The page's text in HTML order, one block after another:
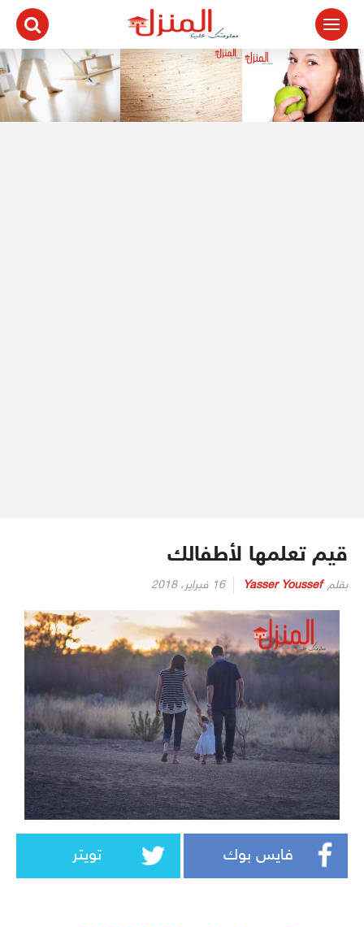
التجاوز
المحتوى
قيم تعلمها لأطفالك
بقلم Yasser Youssef 16 فبراير، 2018
فايس بوك تويتر